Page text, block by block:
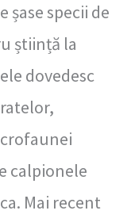
șase specii de
știință la
dovedesc
calpionele
Mai recent